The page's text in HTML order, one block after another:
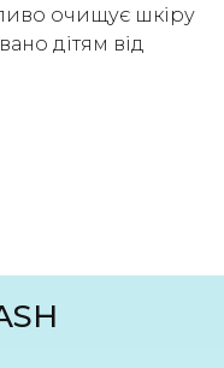
очищує шкіру
дітям від